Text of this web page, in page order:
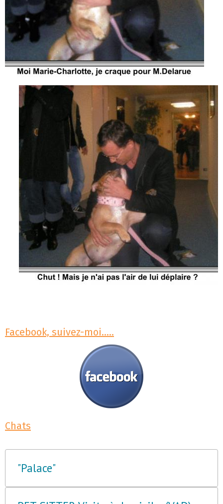
Facebook, suivez-moi.....
Chats
"Palace"